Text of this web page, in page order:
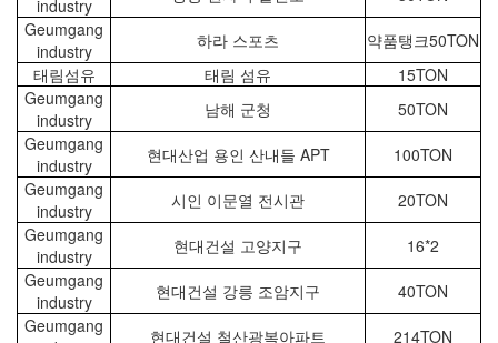
industry
Geumgang
industry
하라 스포츠
약품탱크50TON
태림섬유
태림 섬유
15TON
Geumgang
industry
남해 군청
50TON
Geumgang
industry
현대산업 용인 산내들 APT
100TON
Geumgang
industry
시인 이문열 전시관
20TON
Geumgang
industry
현대건설 고양지구
16*2
Geumgang
industry
현대건설 강릉 조암지구
40TON
Geumgang
현대건설 철산광복아파트
214TON